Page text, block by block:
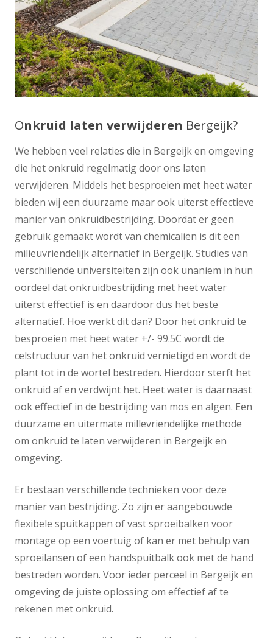
Onkruid laten verwijderen Bergeijk?
We hebben veel relaties die in Bergeijk en omgeving
die het onkruid regelmatig door ons laten
verwijderen. Middels het besproeien met heet water
bieden wij een duurzame maar ook uiterst effectieve
manier van onkruidbestrijding. Doordat er geen
gebruik gemaakt wordt van chemicaliën is dit een
milieuvriendelijk alternatief in Bergeijk. Studies van
verschillende universiteiten zijn ook unaniem in hun
oordeel dat onkruidbestrijding met heet water
uiterst effectief is en daardoor dus het beste
alternatief. Hoe werkt dit dan? Door het onkruid te
besproeien met heet water +/- 99.5C wordt de
celstructuur van het onkruid vernietigd en wordt de
plant tot in de wortel bestreden. Hierdoor sterft het
onkruid af en verdwijnt het. Heet water is daarnaast
ook effectief in de bestrijding van mos en algen. Een
duurzame en uitermate millevriendelijke methode
om onkruid te laten verwijderen in Bergeijk en
omgeving.
Er bestaan verschillende technieken voor deze
manier van bestrijding. Zo zijn er aangebouwde
flexibele spuitkappen of vast sproeibalken voor
montage op een voertuig of kan er met behulp van
sproeilansen of een handspuitbalk ook met de hand
bestreden worden. Voor ieder perceel in Bergeijk en
omgeving de juiste oplossing om effectief af te
rekenen met onkruid.